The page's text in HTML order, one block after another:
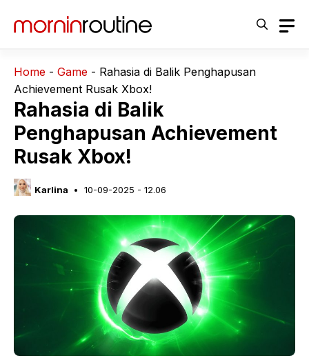
Home - Game - Rahasia di Balik Penghapusan
Achievement Rusak Xbox!
Rahasia di Balik
Penghapusan Achievement
Rusak Xbox!
Karlina 10-09-2025 - 12.06